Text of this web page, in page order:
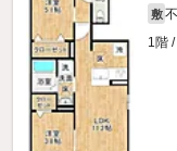
敷
1階